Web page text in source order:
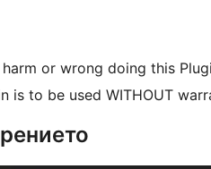
or wrong doing this
is to be used WITHOUT